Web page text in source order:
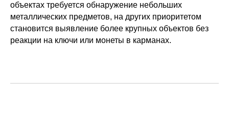
объектах требуется обнаружение небольших
металлических предметов, на других приоритетом
становится выявление более крупных объектов без
реакции на ключи или монеты в карманах.